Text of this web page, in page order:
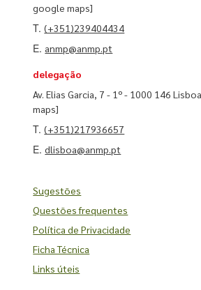
google maps]
T.(+351)239404434
E. anmp@anmp.pt
delegação
Av. Elias Garcia, 7 - 1º - 1000 146
maps]
T.(+351)217936657
E.dlisboa@anmp.pt
Sugestões
Questões frequentes
Política de Privacidade
Ficha Técnica
Links úteis